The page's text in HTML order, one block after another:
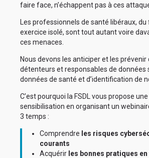
faire face, n’échappent pas à ces
Les professionnels de santé libéraux,
exercice isolé, sont tout autant voire
ces menaces.
Nous devons les anticiper et les
détenteurs et responsables de données
données de santé et d’identification de
C’est pourquoi la FSDL vous propose
sensibilisation en organisant un
3 temps :
Comprendre les risques
courants
Acquérir les bonnes pratiques